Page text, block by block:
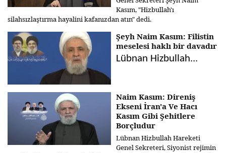
Kasım, "Hizbullah'ı
silahsızlaştırma hayalini kafanızdan atın" dedi.
Şeyh Naim Kasım: Filistin
meselesi haklı bir davadır
Lübnan Hizbullah...
Naim Kasım: Direniş
Ekseni İran'a Ve Hacı
Kasım Gibi Şehitlere
Borçludur
Lübnan Hizbullah Hareketi
Genel Sekreteri, Siyonist rejimin